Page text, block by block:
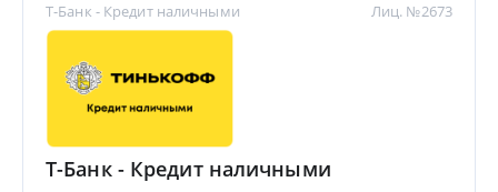
Т-Банк - Кредит наличными
Т-Банк - Кредит наличными
Лиц. №2673